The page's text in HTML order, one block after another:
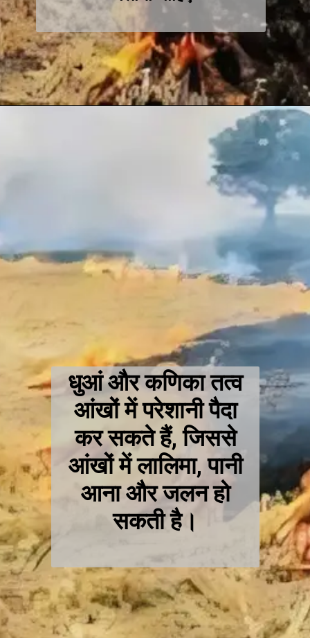
धुआं और कणिका तत्व
आंखों में परेशानी पैदा
कर सकते हैं, जिससे
आंखों में लालिमा, पानी
आना और जलन हो
सकती है।